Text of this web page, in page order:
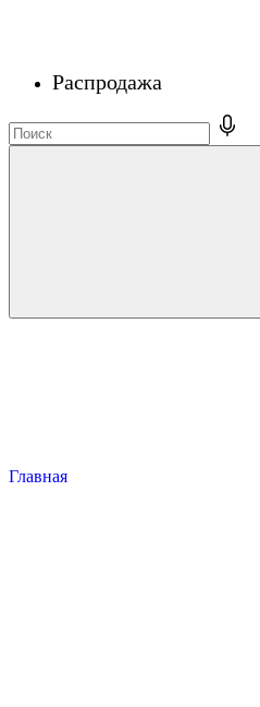
Распродажа
Главная